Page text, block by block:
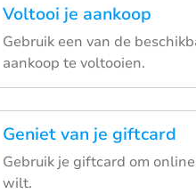
Voltooi je aankoop
Gebruik een van de
aankoop te voltooien.
Geniet van je giftcard
Gebruik je giftcard om
wilt.